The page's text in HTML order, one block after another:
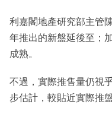
利嘉閣地產研究部主管
年推出的新盤延後至；
成熟。
不過，實際推售量仍視
步估計，較貼近實際推